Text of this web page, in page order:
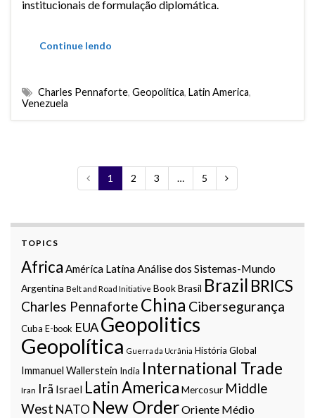
institucionais de formulação diplomática.
Continue lendo
Charles Pennaforte, Geopolítica, Latin America,
Venezuela
1 2 3 … 5
TOPICS
Africa América Latina Análise dos Sistemas-Mundo
Argentina Belt and Road Initiative BookBrasil Brazil BRICS
Charles Pennaforte China Cibersegurança
Cuba E-book EUAGeopolitics
Geopolítica Guerra da Ucrânia História Global
Immanuel Wallerstein India International Trade
Iran Irã Israel Latin America Mercosur Middle
West NATO New OrderOriente Médio